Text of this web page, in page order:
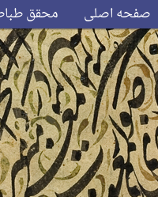
صفحه اصلی محقق